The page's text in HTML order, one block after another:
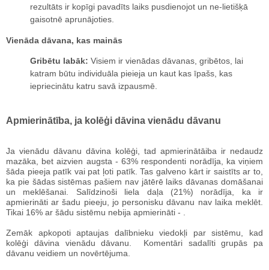
rezultāts ir kopīgi pavadīts laiks pusdienojot un ne-lietišķā
gaisotnē aprunājoties.
Vienāda dāvana, kas mainās
Gribētu labāk: Visiem ir vienādas dāvanas, gribētos, lai
katram būtu individuāla pieieja un kaut kas īpašs, kas
iepriecinātu katru savā izpausmē.
Apmierinātība, ja kolēģi dāvina vienādu dāvanu
Ja vienādu dāvanu dāvina kolēģi, tad apmierinātāiba ir nedaudz
mazāka, bet aizvien augsta - 63% respondenti norādīja, ka viņiem
šāda pieeja patīk vai pat ļoti patīk. Tas galveno kārt ir saistīts ar to,
ka pie šādas sistēmas pašiem nav jātērē laiks dāvanas domāšanai
un meklēšanai. Salīdzinoši liela daļa (21%) norādīja, ka ir
apmierināti ar šadu pieeju, jo personisku dāvanu nav laika meklēt.
Tikai 16% ar šādu sistēmu nebija apmierināti - .
Zemāk apkopoti aptaujas dalībnieku viedokļi par sistēmu, kad
kolēģi dāvina vienādu dāvanu. Komentāri sadalīti grupās pa
dāvanu veidiem un novērtējuma.